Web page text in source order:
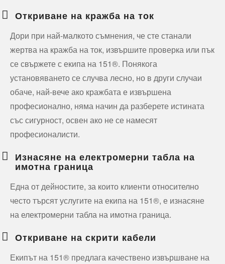
Откриване на кражба на ток
Дори при най-малкото съмнения, че сте станали
жертва на кражба на ток, извършите проверка или пък
се свържете с екипа на 151®. Понякога
установяването се случва лесно, но в други случаи
обаче, най-вече ако кражбата е извършена
професионално, няма начин да разберете истината
със сигурност, освен ако не се намесят
професионалисти.
Изнасяне на електромерни табла на
имотна граница
Една от дейностите, за които клиенти относително
често търсят услугите на екипа на 151®, е изнасяне
на електромерни табла на имотна граница.
Откриване на скрити кабели
Екипът на 151® предлага качествено извършване на